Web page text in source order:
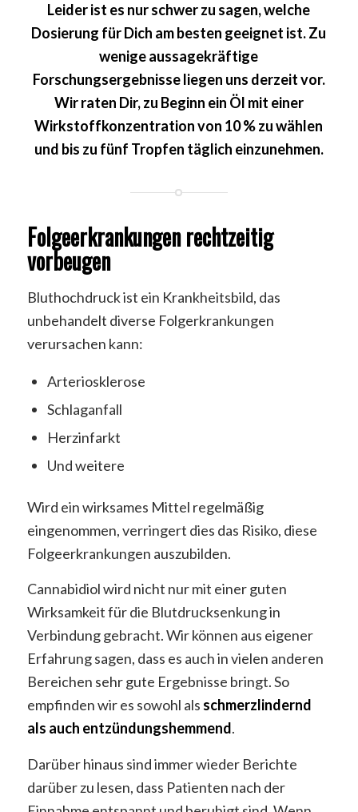
Leider ist es nur schwer zu sagen, welche
Dosierung für Dich am besten geeignet ist. Zu
wenige aussagekräftige
Forschungsergebnisse liegen uns derzeit vor.
Wir raten Dir, zu Beginn ein Öl mit einer
Wirkstoffkonzentration von 10 % zu wählen
und bis zu fünf Tropfen täglich einzunehmen.
Folgeerkrankungen rechtzeitig
vorbeugen
Bluthochdruck ist ein Krankheitsbild, das
unbehandelt diverse Folgerkrankungen
verursachen kann:
Arteriosklerose
Schlaganfall
Herzinfarkt
Und weitere
Wird ein wirksames Mittel regelmäßig
eingenommen, verringert dies das Risiko, diese
Folgeerkrankungen auszubilden.
Cannabidiol wird nicht nur mit einer guten
Wirksamkeit für die Blutdrucksenkung in
Verbindung gebracht. Wir können aus eigener
Erfahrung sagen, dass es auch in vielen anderen
Bereichen sehr gute Ergebnisse bringt. So
empfinden wir es sowohl als schmerzlindernd
als auch entzündungshemmend.
Darüber hinaus sind immer wieder Berichte
darüber zu lesen, dass Patienten nach der